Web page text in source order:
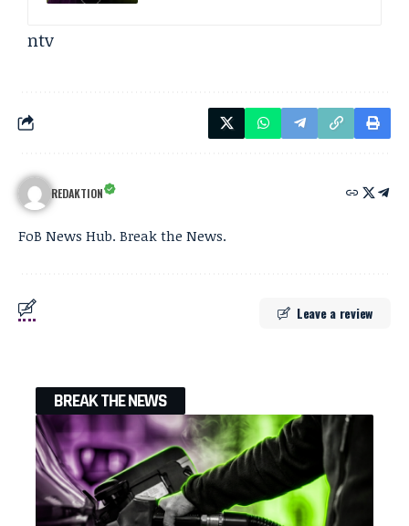
ntv
REDAKTION
FoB News Hub. Break the News.
Leave a review
BREAK THE NEWS